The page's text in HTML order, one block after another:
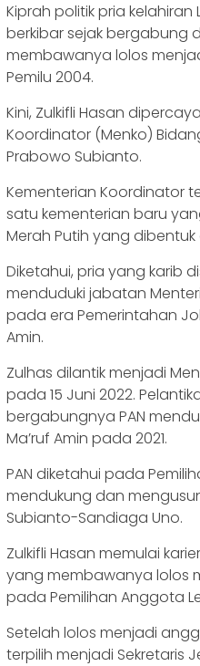
Kiprah politik pria kelahiran
berkibar sejak bergabung
membawanya lolos
Pemilu 2004.
Kini, Zulkifli Hasan
Koordinator (Menko)
Prabowo Subianto.
Kementerian Koordinator
satu kementerian baru
Merah Putih yang
Diketahui, pria yang karib
menduduki jabatan
pada era Pemerintahan
Amin.
Zulhas dilantik menjadi
pada 15 Juni 2022.
bergabungnya PAN
Ma’ruf Amin pada 2021.
PAN diketahui pada
mendukung dan
Subianto-Sandiaga Uno.
Zulkifli Hasan memulai
yang membawanya lolos
pada Pemilihan Anggota
Setelah lolos menjadi
terpilih menjadi Sekretaris